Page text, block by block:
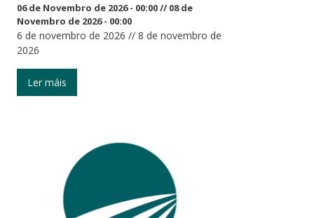
06 de Novembro de 2026 - 00:00//08 de
Novembro de 2026 - 00:00
6 de novembro de 2026 // 8 de novembro de
2026
Ler máis